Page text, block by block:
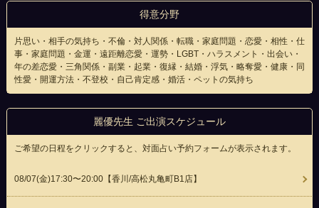
得意分野
片思い・相手の気持ち・不倫・対人関係・転職・家庭問題・恋愛・相性・仕
事・家庭問題・金運・遠距離恋愛・運勢・LGBT・ハラスメント・出会い・
年の差恋愛・三角関係・副業・起業・復縁・結婚・浮気・略奪愛・健康・同
性愛・開運方法・不登校・自己肯定感・婚活・ペットの気持ち
麗優先生 ご出演スケジュール
ご希望の日程をクリックすると、対面占い予約フォームが表示されます。
08/07(金)17:30〜20:00【香川/高松丸亀町B1店】